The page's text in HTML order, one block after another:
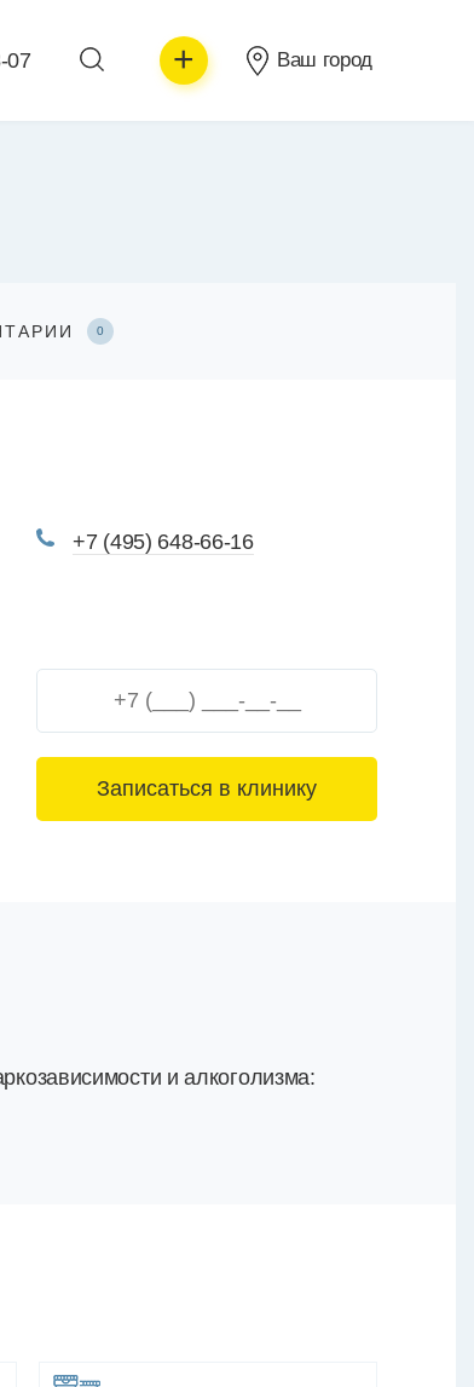
07 + Ваш город
0
+7 (495) 648-66-16
3+6=
и алкоголизма: